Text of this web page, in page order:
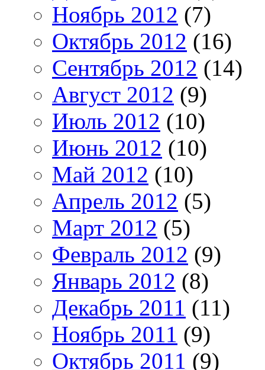
Ноябрь 2012 (7)
Октябрь 2012 (16)
Сентябрь 2012 (14)
Август 2012 (9)
Июль 2012 (10)
Июнь 2012 (10)
Май 2012 (10)
Апрель 2012 (5)
Март 2012 (5)
Февраль 2012 (9)
Январь 2012 (8)
Декабрь 2011 (11)
Ноябрь 2011 (9)
Октябрь 2011 (9)